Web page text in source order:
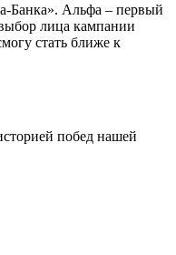
Банка». Альфа – первый
лица кампании
стать ближе к
побед нашей